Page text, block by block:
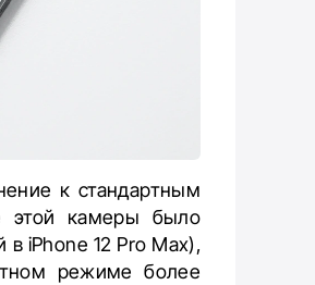
к стандартным
этой камеры было
iPhone 12 Pro Max),
режиме более